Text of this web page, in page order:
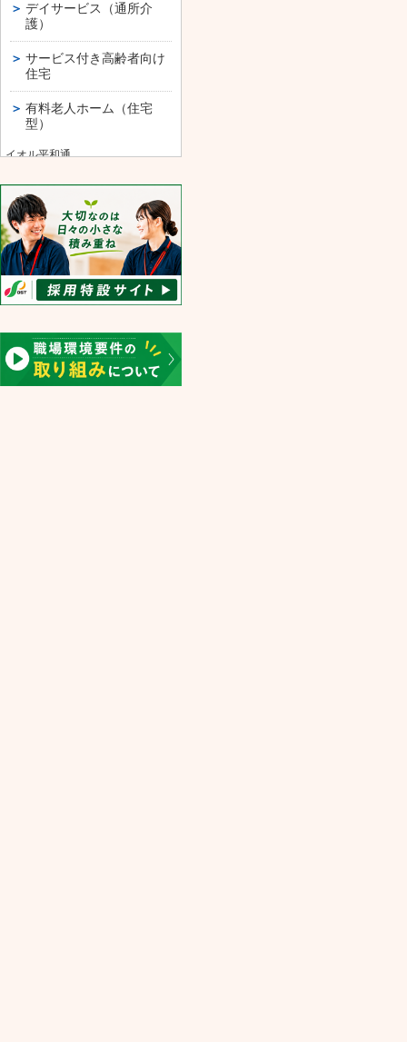
デイサービス（通所介
護）
サービス付き高齢者向け
住宅
有料老人ホーム（住宅
型）
イオル平和通
イオルもみじ台
グループホーム いきいき
グループホーム いきいき栄
オストケアデイサービスとよひら
オストケアデイサービスあつべつ
デイサービスセンターいきいき栄
共用デイいきいき栄
オストケア介護相談センター
オストケアしろいし２４